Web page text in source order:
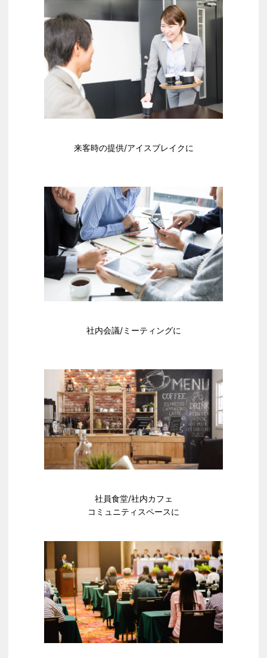
来客時の提供/アイスブレイクに​
社内会議/ミーティングに​
社員食堂/社内カフェ​
コミュニティスペースに​